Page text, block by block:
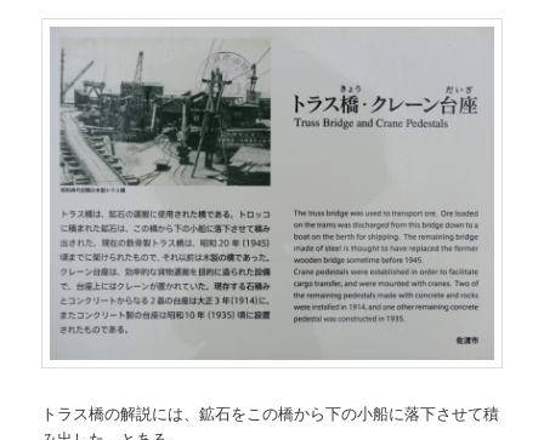
トラス橋の解説には、鉱石をこの橋から下の小船に落下させて積